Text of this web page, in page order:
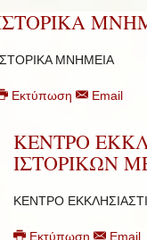
ΜΝΗΜΕΙΑ
Εκτύπωση Email
ΚΕΝΤΡΟ
ΙΣΤΟΡΙΚΩΝ
ΚΕΝΤΡΟ
Εκτύπωση Email